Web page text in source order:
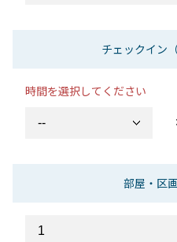
チェックイン（
時間を選択してください
：
部屋・区